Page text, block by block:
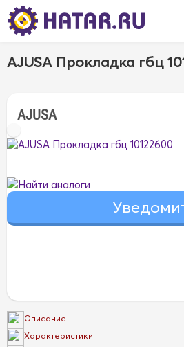
AJUSA Прокладка гбц
AJUSA
Найти аналоги
Описание
Характеристики